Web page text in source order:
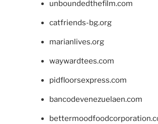
unboundedthefilm.com
catfriends-bg.org
marianlives.org
waywardtees.com
pidfloorsexpress.com
bancodevenezuelaen.com